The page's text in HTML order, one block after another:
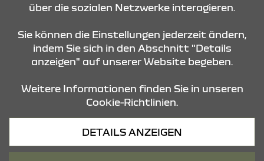
STANDORTE
Datenschutz
über die sozialen Netzwerke interagieren.
Sie können die Einstellungen jederzeit ändern,
indem Sie sich in den Abschnitt "Details
anzeigen" auf unserer Website begeben.
Weitere Informationen finden Sie in unseren
Cookie-Richtlinien.
DETAILS ANZEIGEN